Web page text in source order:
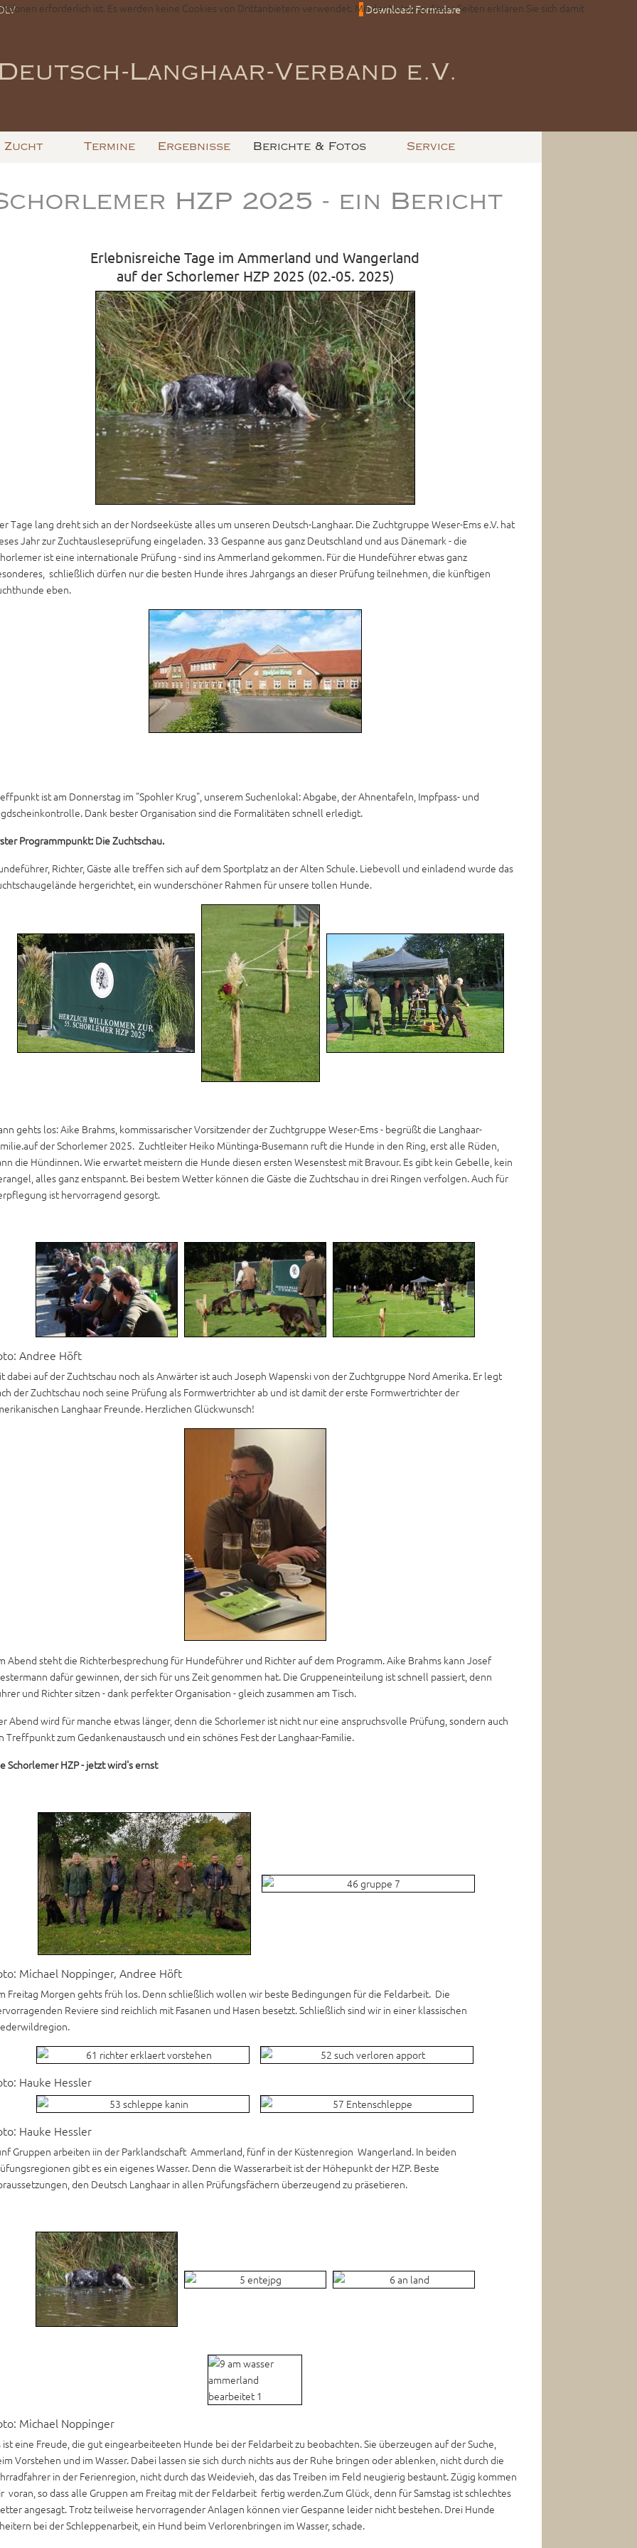
Download: Formulare
Deutsch-Langhaar-Verband e.V.
Zucht Termine Ergebnisse Berichte & Fotos Service
HZP 2025 - ein Bericht
Erlebnisreiche Tage im Ammerland und Wangerland
auf der Schorlemer HZP 2025 (02.-05. 2025)
Tage lang dreht sich an der Nordseeküste alles um unseren Deutsch-Langhaar. Die Zuchtgruppe Weser-Ems e.V. hat
Jahr zur Zuchtausleseprüfung eingeladen. 33 Gespanne aus ganz Deutschland und aus Dänemark - die
ist eine internationale Prüfung - sind ins Ammerland gekommen. Für die Hundeführer etwas ganz
schließlich dürfen nur die besten Hunde ihres Jahrgangs an dieser Prüfung teilnehmen, die künftigen
eben.
ist am Donnerstag im "Spohler Krug", unserem Suchenlokal: Abgabe, der Ahnentafeln, Impfpass- und
Dank bester Organisation sind die Formalitäten schnell erledigt.
Programmpunkt: Die Zuchtschau.
Richter, Gäste alle treffen sich auf dem Sportplatz an der Alten Schule. Liebevoll und einladend wurde das
hergerichtet, ein wunderschöner Rahmen für unsere tollen Hunde.
gehts los: Aike Brahms, kommissarischer Vorsitzender der Zuchtgruppe Weser-Ems - begrüßt die Langhaar-
der Schorlemer 2025. Zuchtleiter Heiko Müntinga-Busemann ruft die Hunde in den Ring, erst alle Rüden,
die Hündinnen. Wie erwartet meistern die Hunde diesen ersten Wesenstest mit Bravour. Es gibt kein Gebelle, kein
alles ganz entspannt. Bei bestem Wetter können die Gäste die Zuchtschau in drei Ringen verfolgen. Auch für
ist hervorragend gesorgt.
Andree Höft
dabei auf der Zuchtschau noch als Anwärter ist auch Joseph Wapenski von der Zuchtgruppe Nord Amerika. Er legt
der Zuchtschau noch seine Prüfung als Formwertrichter ab und ist damit der erste Formwertrichter der
Langhaar Freunde. Herzlichen Glückwunsch!
Abend steht die Richterbesprechung für Hundeführer und Richter auf dem Programm. Aike Brahms kann Josef
dafür gewinnen, der sich für uns Zeit genommen hat. Die Gruppeneinteilung ist schnell passiert, denn
und Richter sitzen - dank perfekter Organisation - gleich zusammen am Tisch.
Abend wird für manche etwas länger, denn die Schorlemer ist nicht nur eine anspruchsvolle Prüfung, sondern auch
Treffpunkt zum Gedankenaustausch und ein schönes Fest der Langhaar-Familie.
Schorlemer HZP - jetzt wird's ernst
Michael Noppinger, Andree Höft
Freitag Morgen gehts früh los. Denn schließlich wollen wir beste Bedingungen für die Feldarbeit. Die
Reviere sind reichlich mit Fasanen und Hasen besetzt. Schließlich sind wir in einer klassischen
Hauke Hessler
Hauke Hessler
Gruppen arbeiten iin der Parklandschaft Ammerland, fünf in der Küstenregion Wangerland. In beiden
gibt es ein eigenes Wasser. Denn die Wasserarbeit ist der Höhepunkt der HZP. Beste
den Deutsch Langhaar in allen Prüfungsfächern überzeugend zu präsetieren.
Michael Noppinger
ist eine Freude, die gut eingearbeiteeten Hunde bei der Feldarbeit zu beobachten. Sie überzeugen auf der Suche,
Vorstehen und im Wasser. Dabei lassen sie sich durch nichts aus der Ruhe bringen oder ablenken, nicht durch die
in der Ferienregion, nicht durch das Weidevieh, das das Treiben im Feld neugierig bestaunt. Zügig kommen
voran, so dass alle Gruppen am Freitag mit der Feldarbeit fertig werden.Zum Glück, denn für Samstag ist schlechtes
angesagt. Trotz teilweise hervorragender Anlagen können vier Gespanne leider nicht bestehen. Drei Hunde
bei der Schleppenarbeit, ein Hund beim Verlorenbringen im Wasser, schade.
erforderlich ist. Es werden keine Cookies von Drittanbietern verwendet. Mit der Nutzung dieser Seiten erklären Sie sich damit